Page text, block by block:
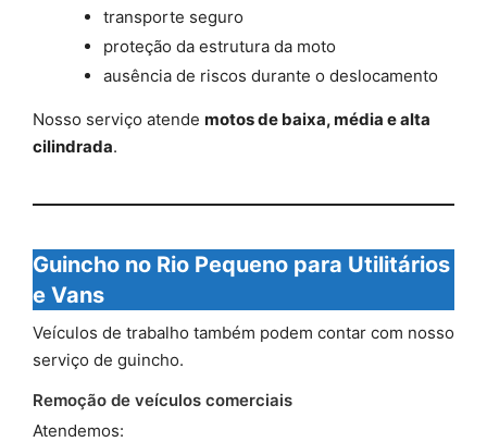
transporte seguro
proteção da estrutura da moto
ausência de riscos durante o deslocamento
Nosso serviço atende motos de baixa, média e alta
cilindrada.
Guincho no Rio Pequeno para Utilitários
e Vans
Veículos de trabalho também podem contar com nosso
serviço de guincho.
Remoção de veículos comerciais
Atendemos: